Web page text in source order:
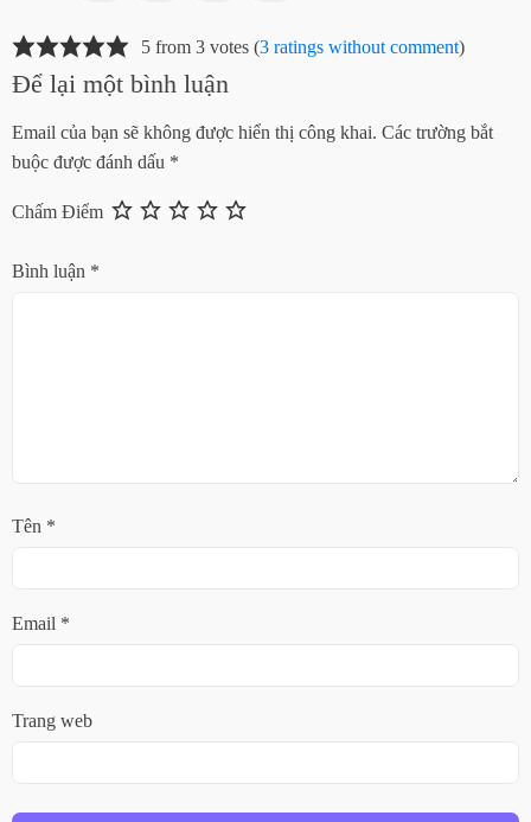
5 from 3 votes (3 ratings without comment)
Để lại một bình luận
Email của bạn sẽ không được hiển thị công khai. Các trường bắt
buộc được đánh dấu *
Chấm Điểm
Bình luận *
Tên *
Email *
Trang web